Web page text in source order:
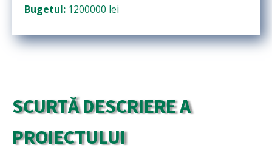
Bugetul: 1200000 lei
SCURTĂ DESCRIERE A
PROIECTULUI